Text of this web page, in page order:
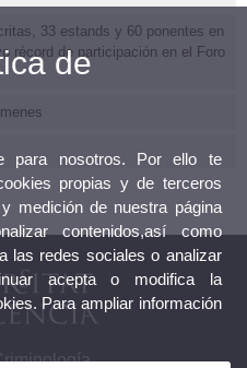
33 estands y 60 ponentes en
récord de participación en el Foro
de
para nosotros. Por ello te
propias y de terceros
medición de nuestra página
contenidos,así como
las redes sociales o analizar
acepta o modifica la
Para ampliar información